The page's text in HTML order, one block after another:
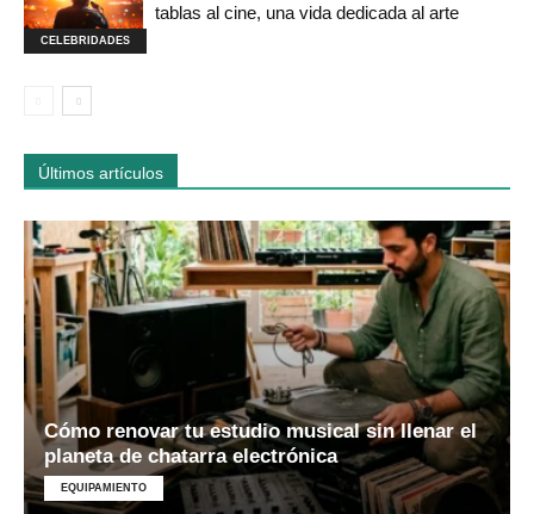
CELEBRIDADES
tablas al cine, una vida dedicada al arte
Últimos artículos
Cómo renovar tu estudio musical sin llenar el
planeta de chatarra electrónica
EQUIPAMIENTO